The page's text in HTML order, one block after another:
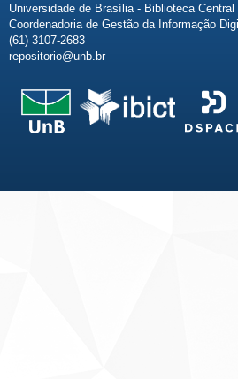
Universidade de Brasília - Biblioteca Central
Coordenadoria de Gestão da Informação
(61) 3107-2683
repositorio@unb.br